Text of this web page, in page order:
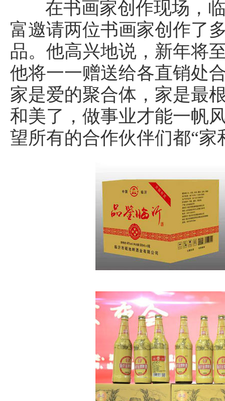
在书画家创作现场，
富邀请两位书画家创作了
品。他高兴地说，新年将
他将一一赠送给各直销处
家是爱的聚合体，家是最
和美了，做事业才能一帆
望所有的合作伙伴们都“家